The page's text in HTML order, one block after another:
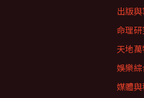
出版
命理
天地
娛樂
媒體